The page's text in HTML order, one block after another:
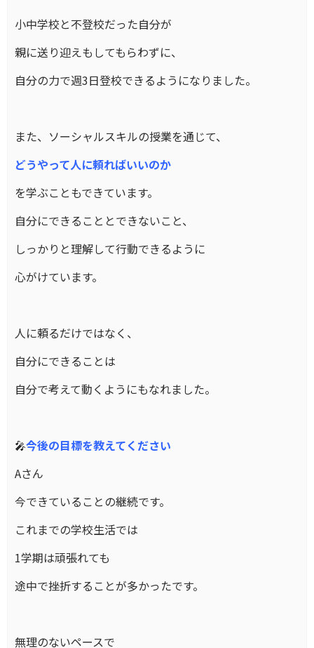
小中学校と不登校だった自分が
親に送り迎えもしてもらわずに、
自分の力で週3日登校できるようになりました。
また、ソーシャルスキルの授業を通じて、
どうやって人に頼ればいいのか
を学ぶこともできています。
自分にできることとできないこと、
しっかりと理解して行動できるように
心がけています。
人に頼るだけではなく、
自分にできることは
自分で考えて動くようにもなれました。
🎤今後の目標を教えてください
Aさん
今できていることの継続です。
これまでの学校生活では
1学期は頑張れても
途中で挫折することが多かったです。
無理のないペースで